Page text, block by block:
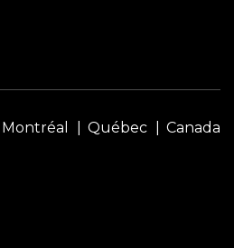
Montréal Québec Canada